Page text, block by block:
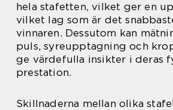
hela stafetten, vilket ger en
vilket lag som är det
vinnaren. Dessutom kan
puls, syreupptagning och
ge värdefulla insikter i deras
prestation.
Skillnaderna mellan olika